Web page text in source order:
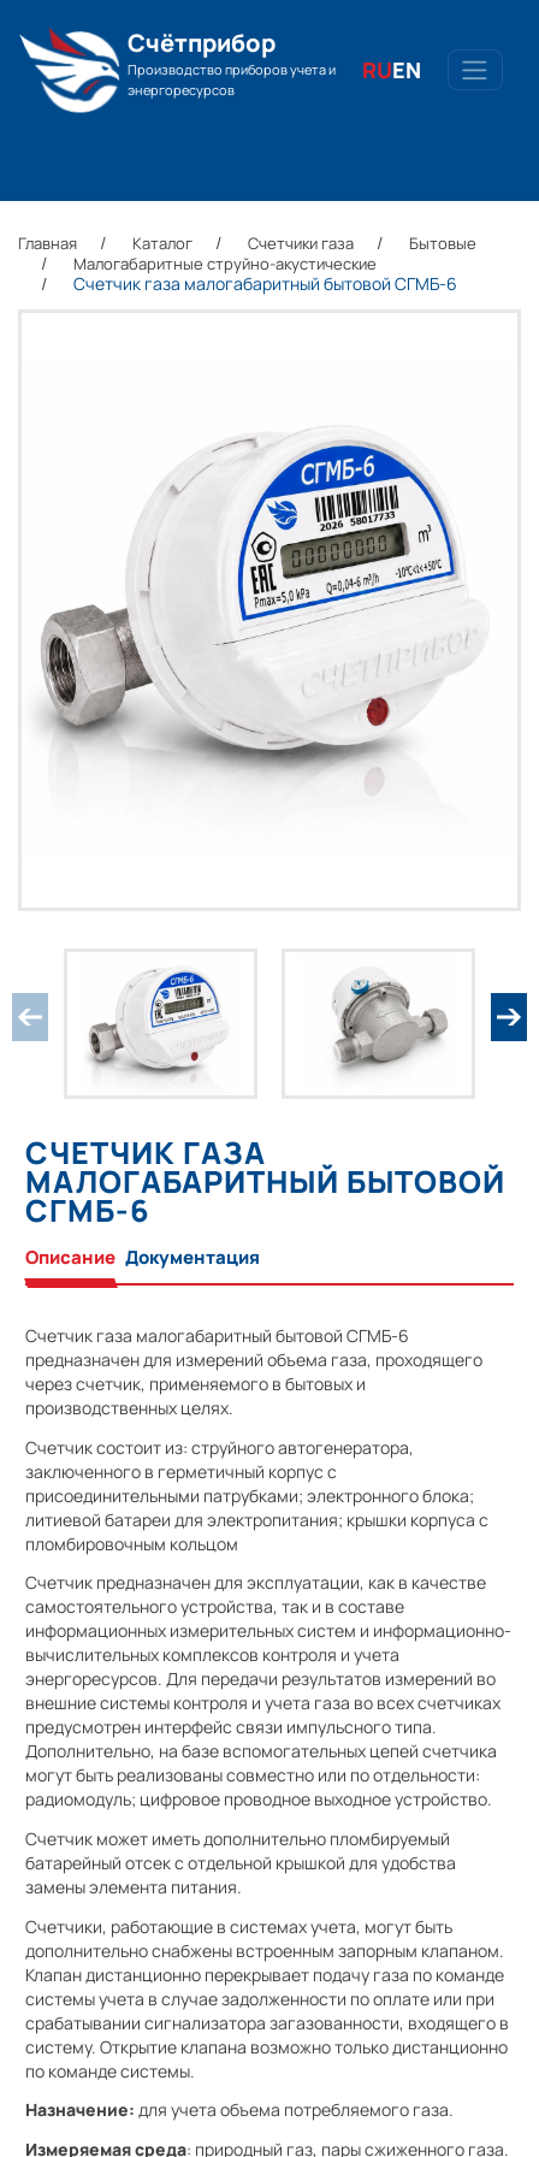
Счётприбор
Производство приборов учета и
энергоресурсов
RUEN
Главная Каталог Счетчики газа
Бытовые
Малогабаритные струйно-акустические
Счетчик газа малогабаритный бытовой СГМБ-6
СЧЕТЧИК ГАЗА
МАЛОГАБАРИТНЫЙ БЫТОВОЙ
СГМБ-6
Описание Документация
Счетчик газа малогабаритный бытовой СГМБ-6
предназначен для измерений объема газа, проходящего
через счетчик, применяемого в бытовых и
производственных целях.
Счетчик состоит из: струйного автогенератора,
заключенного в герметичный корпус с
присоединительными патрубками; электронного блока;
литиевой батареи для электропитания; крышки корпуса с
пломбировочным кольцом
Счетчик предназначен для эксплуатации, как в качестве
самостоятельного устройства, так и в составе
информационных измерительных систем и информационно-
вычислительных комплексов контроля и учета
энергоресурсов. Для передачи результатов измерений во
внешние системы контроля и учета газа во всех счетчиках
предусмотрен интерфейс связи импульсного типа.
Дополнительно, на базе вспомогательных цепей счетчика
могут быть реализованы совместно или по отдельности:
радиомодуль; цифровое проводное выходное устройство.
Счетчик может иметь дополнительно пломбируемый
батарейный отсек с отдельной крышкой для удобства
замены элемента питания.
Счетчики, работающие в системах учета, могут быть
дополнительно снабжены встроенным запорным клапаном.
Клапан дистанционно перекрывает подачу газа по команде
системы учета в случае задолженности по оплате или при
срабатывании сигнализатора загазованности, входящего в
систему. Открытие клапана возможно только дистанционно
по команде системы.
Назначение: для учета объема потребляемого газа.
Измеряемая среда: природный газ, пары сжиженного газа.